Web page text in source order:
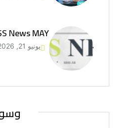
News MAY
يونيو 21, 2026